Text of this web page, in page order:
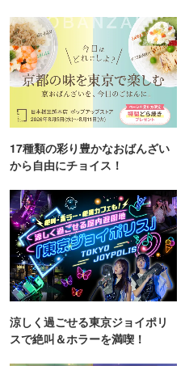
17種類の彩り豊かなおばんざい
から自由にチョイス！
涼しく過ごせる東京ジョイポリ
スで絶叫＆ホラーを満喫！